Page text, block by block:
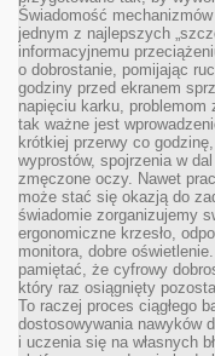
Świadomość
jednym z najlepszych
informacyjnemu
o dobrostanie, pomijając
godziny przed ekranem
napięciu karku, problemom
tak ważne jest
krótkiej przerwy co
wyprostów, spojrzenia w
zmęczone oczy. Nawet
może stać się okazją do
świadomie zorganizujemy
ergonomiczne krzesło,
monitora, dobre
pamiętać, że cyfrowy
który raz osiągnięty
To raczej proces ciągłego
dostosowywania nawyków
i uczenia się na własnych